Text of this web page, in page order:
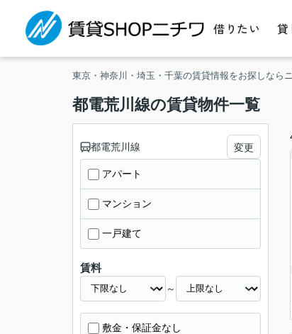
借りたい 貸
東京・神奈川・埼玉・千葉の賃貸情報をお探しなら
都電荒川線の賃貸物件一覧
都電荒川線 変更
アパート
マンション
一戸建て
賃料
～
敷金・保証金なし